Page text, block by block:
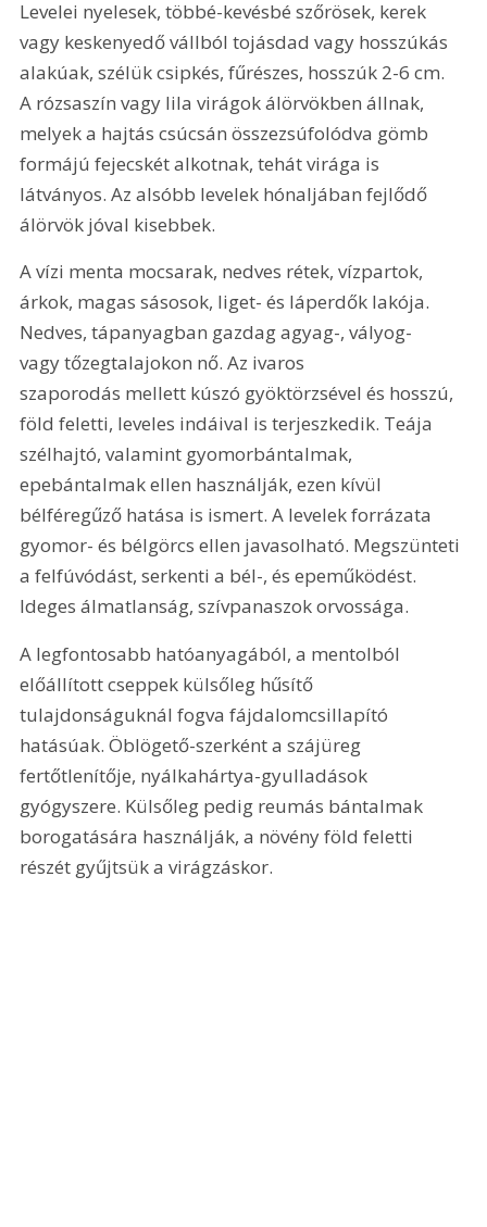
Levelei nyelesek, többé-kevésbé szőrösek, kerek
vagy keskenyedő vállból tojásdad vagy hosszúkás
alakúak, szélük csipkés, fűrészes, hosszúk 2-6 cm.
A rózsaszín vagy lila virágok álörvökben állnak,
melyek a hajtás csúcsán összezsúfolódva gömb
formájú fejecskét alkotnak, tehát virága is
látványos. Az alsóbb levelek hónaljában fejlődő
álörvök jóval kisebbek.
A vízi menta mocsarak, nedves rétek, vízpartok,
árkok, magas sásosok, liget- és láperdők lakója.
Nedves, tápanyagban gazdag agyag-, vályog-
vagy tőzegtalajokon nő. Az ivaros
szaporodás mellett kúszó gyöktörzsével és hosszú,
föld feletti, leveles indáival is terjeszkedik. Teája
szélhajtó, valamint gyomorbántalmak,
epebántalmak ellen használják, ezen kívül
bélféregűző hatása is ismert. A levelek forrázata
gyomor- és bélgörcs ellen javasolható. Megszünteti
a felfúvódást, serkenti a bél-, és epeműködést.
Ideges álmatlanság, szívpanaszok orvossága.
A legfontosabb hatóanyagából, a mentolból
előállított cseppek külsőleg hűsítő
tulajdonságuknál fogva fájdalomcsillapító
hatásúak. Öblögető-szerként a szájüreg
fertőtlenítője, nyálkahártya-gyulladások
gyógyszere. Külsőleg pedig reumás bántalmak
borogatására használják, a növény föld feletti
részét gyűjtsük a virágzáskor.